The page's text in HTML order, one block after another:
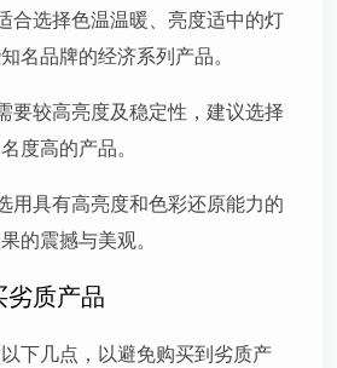
合选择色温温暖、亮度适中的灯
名品牌的经济系列产品。
要较高亮度及稳定性，建议选择
度高的产品。
用具有高亮度和色彩还原能力的
的震撼与美观。
劣质产品
下几点，以避免购买到劣质产